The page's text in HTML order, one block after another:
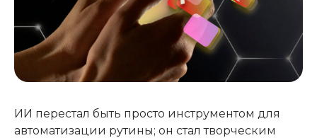
ИИ перестал быть просто инструментом для
автоматизации рутины; он стал творческим